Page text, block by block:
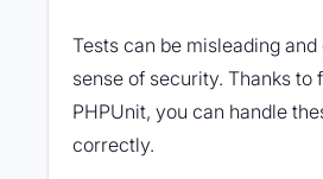
Tests can be misleading
sense of security. Thanks to
PHPUnit, you can handle
correctly.